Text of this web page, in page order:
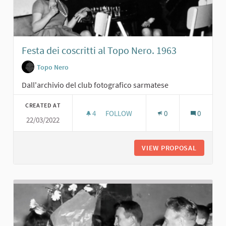
Festa dei coscritti al Topo Nero. 1963
Topo Nero
Dall'archivio del club fotografico sarmatese
CREATED AT
22/03/2022
4 4 FOLLOWERS
FOLLOW 0 0
VIEW PROPOSAL